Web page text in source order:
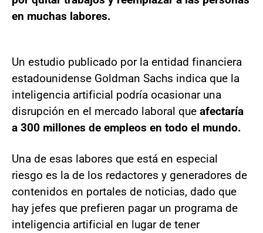
en muchas labores.
Un estudio publicado por la entidad financiera
estadounidense Goldman Sachs indica que la
inteligencia artificial podría ocasionar una
disrupción en el mercado laboral que afectaría
a 300 millones de empleos en todo el mundo.
Una de esas labores que está en especial
riesgo es la de los redactores y generadores de
contenidos en portales de noticias, dado que
hay jefes que prefieren pagar un programa de
inteligencia artificial en lugar de tener